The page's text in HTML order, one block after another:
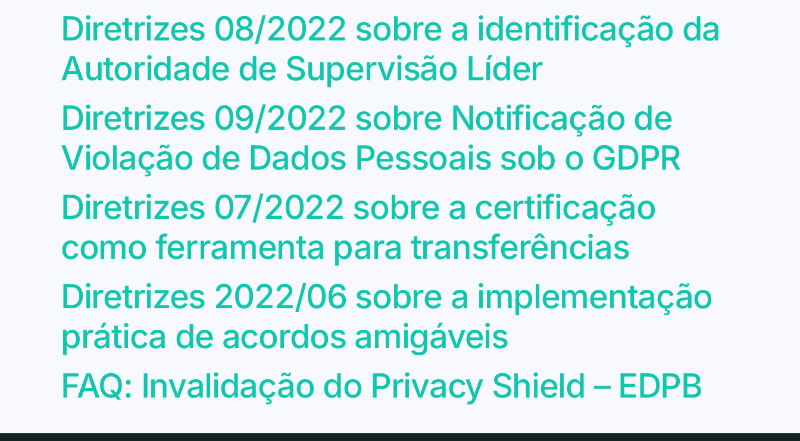
Diretrizes 08/2022 sobre a identificação da
Autoridade de Supervisão Líder
Diretrizes 09/2022 sobre Notificação de
Violação de Dados Pessoais sob o GDPR
Diretrizes 07/2022 sobre a certificação
como ferramenta para transferências
Diretrizes 2022/06 sobre a implementação
prática de acordos amigáveis
FAQ: Invalidação do Privacy Shield – EDPB